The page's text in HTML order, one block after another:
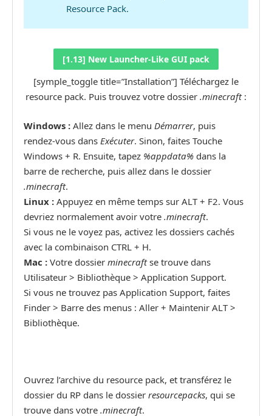
Resource Pack.
[1.13] New Launcher-Like GUI pack
[symple_toggle title=”Installation”] Téléchargez le
resource pack. Puis trouvez votre dossier .minecraft:
Windows : Allez dans le menu Démarrer, puis
rendez-vous dans Exécuter. Sinon, faites Touche
Windows + R. Ensuite, tapez %appdata% dans la
barre de recherche, puis allez dans le dossier
.minecraft.
Linux : Appuyez en même temps sur ALT + F2. Vous
devriez normalement avoir votre .minecraft.
Si vous ne le voyez pas, activez les dossiers cachés
avec la combinaison CTRL + H.
Mac : Votre dossier minecraftse trouve dans
Utilisateur > Bibliothèque > Application Support.
Si vous ne trouvez pas Application Support, faites
Finder > Barre des menus : Aller + Maintenir ALT >
Bibliothèque.
Ouvrez l’archive du resource pack, et transférez le
dossier du RP dans le dossier resourcepacks, qui se
trouve dans votre .minecraft.